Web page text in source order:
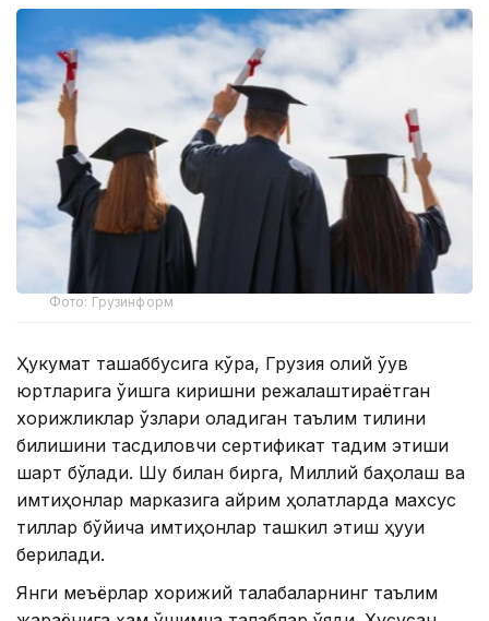
Фото: Грузинформ
Ҳукумат ташаббусига кўра, Грузия олий ўқув
юртларига ўқишга киришни режалаштираётган
хорижликлар ўзлари оладиган таълим тилини
билишини тасдиқловчи сертификат тақдим этиши
шарт бўлади. Шу билан бирга, Миллий баҳолаш ва
имтиҳонлар марказига айрим ҳолатларда махсус
тиллар бўйича имтиҳонлар ташкил этиш ҳуқуқи
берилади.
Янги меъёрлар хорижий талабаларнинг таълим